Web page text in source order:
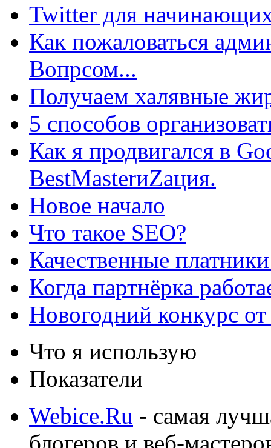
Twitter для
Как пожаловаться
Вопрсом...
Получаем халявные
5 способов
Как я продвигался в
BestMasterиZация.
Новое начало
Что такое SEO?
Качественные
Когда партнёрка
Новогодний конкурс
Что я использую
Показатели
Webice.Ru - самая
блогеров и веб-